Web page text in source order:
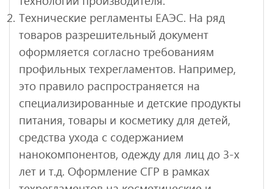
Технические регламенты ЕАЭС. На ряд
товаров разрешительный документ
оформляется согласно требованиям
профильных техрегламентов. Например,
это правило распространяется на
специализированные и детские продукты
питания, товары и косметику для детей,
средства ухода с содержанием
нанокомпонентов, одежду для лиц до 3-х
лет и т.д. Оформление СГР в рамках